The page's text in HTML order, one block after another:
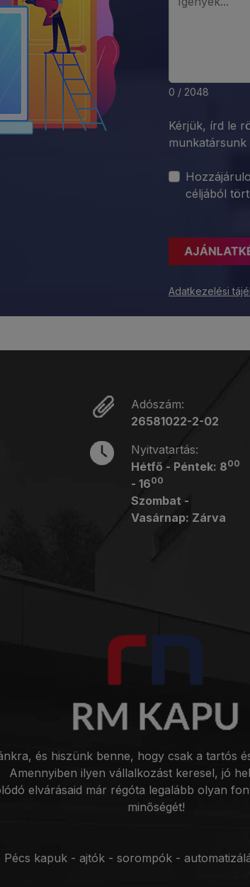
0 / 2048
Kérjük, írd le
munkatársunk
céljából
Adatkezelési
Adószám:
26581022-2-02
Nyitvatartás:
Hétfő - Péntek: 800
- 1600
Szombat -
Vasárnap: Zárva
és hiszünk benne, hogy csak a tartós
Amennyiben ilyen vállalkozást keresel, jó
elvárásaid már régóta legalább olyan
minőségét!
Pécs kapuk - ajtók - sorompók -